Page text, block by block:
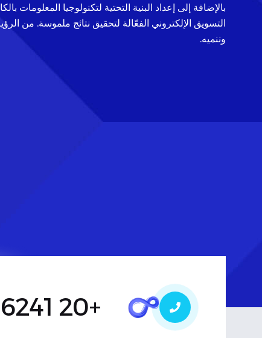
بالإضافة إلى إعداد البنية التحتية لتكنولوجيا المعلومات
التسويق الإلكتروني الفعّالة لتحقيق نتائج ملموسة. من
وننميه.
+20 1003496241